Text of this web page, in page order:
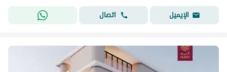
الإيميل
اتصال